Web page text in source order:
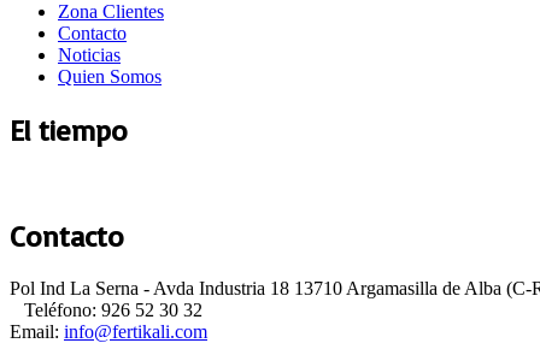
Zona Clientes
Contacto
Noticias
Quien Somos
El tiempo
Contacto
Pol Ind La Serna - Avda Industria 18 13710 Argamasilla de Alba (C-
Teléfono: 926 52 30 32
Email: